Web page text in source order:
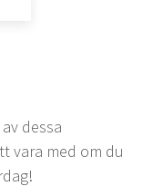
dessa
vara med om du